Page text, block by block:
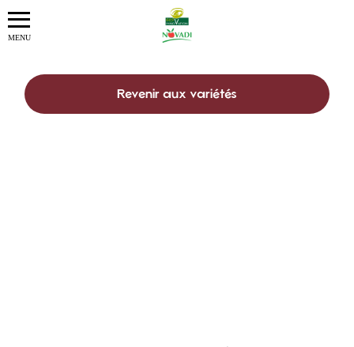
Revenir aux variétés